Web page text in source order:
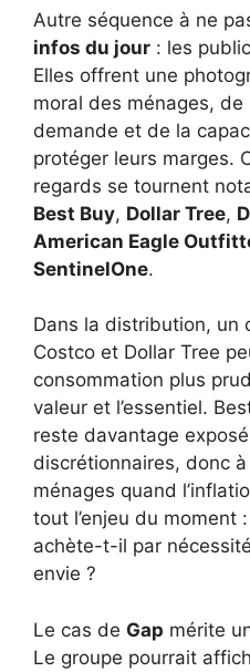
Autre séquence à ne
infos du jour : les
Elles offrent une
moral des ménages,
demande et de la
protéger leurs marges.
regards se tournent
Best Buy, Dollar Tree,
American Eagle
SentinelOne.
Dans la distribution, un
Costco et Dollar Tree
consommation plus
valeur et l’essentiel.
reste davantage
discrétionnaires, donc à
ménages quand
tout l’enjeu du moment
achète-t-il par
envie ?
Le cas de Gap mérite
Le groupe pourrait